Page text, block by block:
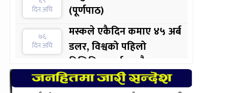
दिन अघि
(पूर्णपाठ)
७६
दिन अघि
मस्कले एकैदिन कमाए ४५ अर्ब
डलर, विश्वको पहिलो
ट्रिलिनियर पर्सन बन्दै